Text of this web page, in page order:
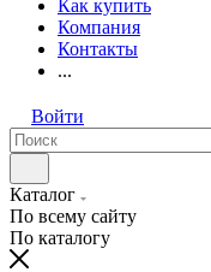
Как купить
Компания
Контакты
...
Войти
Каталог
По всему сайту
По каталогу